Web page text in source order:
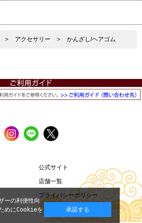
> アクセサリー > かんざし/ヘアゴム
公式サイト
店舗一覧
プライバシーポリシー
ーの利便性向
めにCookieを
承諾する